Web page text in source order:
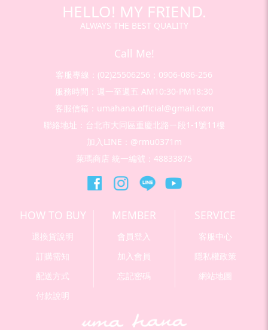
HELLO! MY FRIEND.
ALWAYS THE BEST QUALITY
Call Me!
客服專線：(02)25506256；0906-086-256
服務時間：週一至週五 AM10:30-PM18:30
客服信箱：umahana.official@gmail.com
聯絡地址：台北市大同區重慶北路ㄧ段1-1號11樓
加入LINE：@rmu0371m
萊瑪商店 統一編號：48833875
HOW TO BUY
退換貨說明
訂購需知
配送方式
付款說明
MEMBER
會員登入
加入會員
忘記密碼
SERVICE
客服中心
隱私權政策
網站地圖